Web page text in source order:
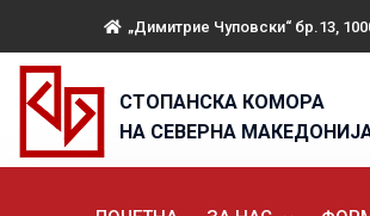
„Димитрие Чуповски“ бр.13,
СТОПАНСКА КОМОРА
НА СЕВЕРНА